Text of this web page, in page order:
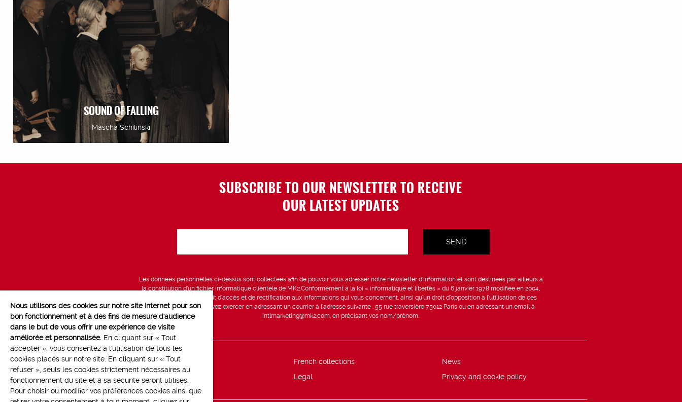
SOUND OF FALLING
Mascha Schilinski
SUBSCRIBE TO OUR NEWSLETTER TO RECEIVE
OUR LATEST UPDATES
Les données personnelles ci-dessus sont collectées afin de pouvoir vous adresser notre newsletter d’information et sont destinées par ailleurs à
la constitution d’un fichier informatique clientèle de MK2.Conformément à la loi « informatique et libertés » du 6 janvier 1978 modifiée en 2004,
vous bénéficiez d’un droit d’accès et de rectification aux informations qui vous concernent, ainsi qu’un droit d’opposition à l’utilisation de ces
données, que vous pouvez exercer en adressant un courrier à l’adresse suivante : 55 rue traversière 75012 Paris ou en adressant un email à
intlmarketing@mk2.com, en précisant vos nom/prénom.
Line up French collections
News
Contact
Legal Privacy and cookie policy
Nous utilisons des cookies sur notre site Internet pour son
bon fonctionnement et à des fins de mesure d'audience
dans le but de vous offrir une expérience de visite
améliorée et personnalisée. En cliquant sur « Tout
accepter », vous consentez à l'utilisation de tous les
cookies placés sur notre site. En cliquant sur « Tout
refuser », seuls les cookies strictement nécessaires au
fonctionnement du site et à sa sécurité seront utilisés.
Pour choisir ou modifier vos préférences cookies ainsi que